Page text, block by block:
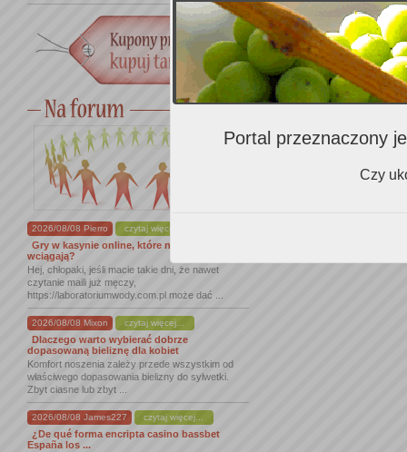
2026/08/08 Pierro czytaj więcej...
Gry w kasynie online, które naprawdę
wciągają?
Hej, chłopaki, jeśli macie takie dni, że nawet
czytanie maili już męczy,
https://laboratoriumwody.com.pl może dać ...
2026/08/08 Mixon czytaj więcej...
Dlaczego warto wybierać dobrze
dopasowaną bieliznę dla kobiet
Komfort noszenia zależy przede wszystkim od
właściwego dopasowania bielizny do sylwetki.
Zbyt ciasne lub zbyt ...
2026/08/08 James227 czytaj więcej...
¿De qué forma encripta casino bassbet
España los ...
Portal przeznaczony
Czy